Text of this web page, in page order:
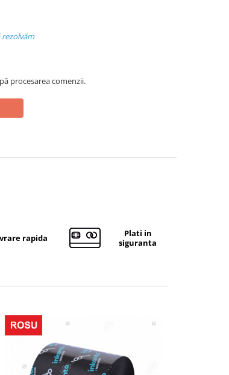
rezolvăm
procesarea comenzii.
rapida
Plati in
siguranta